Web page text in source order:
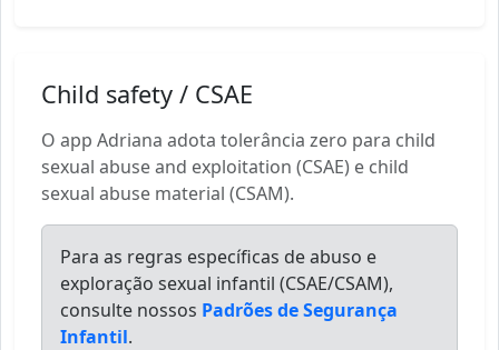
Child safety / CSAE
O app Adriana adota tolerância zero para child
sexual abuse and exploitation (CSAE) e child
sexual abuse material (CSAM).
Para as regras específicas de abuso e
exploração sexual infantil (CSAE/CSAM),
consulte nossos Padrões de Segurança
Infantil.